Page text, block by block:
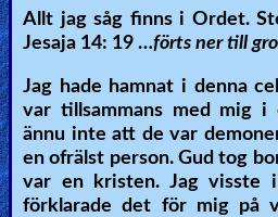
Allt jag såg finns i Ordet.
Jesaja 14: 19 …förts ner till
Jag hade hamnat i denna
var tillsammans med mig i
ännu inte att de var
en ofrälst person. Gud tog
var en kristen. Jag visste
förklarade det för mig på